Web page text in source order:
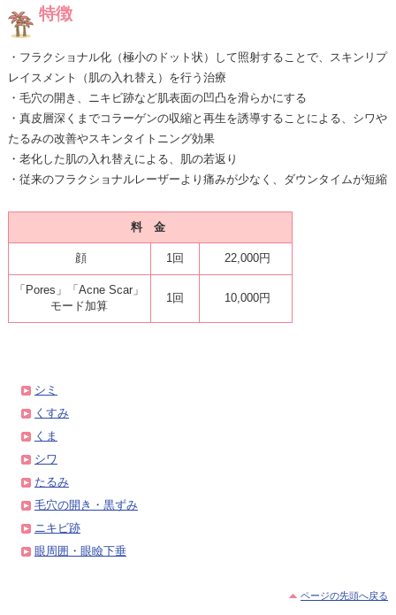
特徴
・フラクショナル化（極小のドット状）して照射することで、スキンリプ
レイスメント（肌の入れ替え）を行う治療
・毛穴の開き、ニキビ跡など肌表面の凹凸を滑らかにする
・真皮層深くまでコラーゲンの収縮と再生を誘導することによる、シワや
たるみの改善やスキンタイトニング効果
・老化した肌の入れ替えによる、肌の若返り
・従来のフラクショナルレーザーより痛みが少なく、ダウンタイムが短縮
料 金
顔 1回 22,000円
「Pores」「Acne Scar」
モード加算
1回 10,000円
シミ
くすみ
くま
シワ
たるみ
毛穴の開き・黒ずみ
ニキビ跡
眼周囲・眼瞼下垂
ページの先頭へ戻る